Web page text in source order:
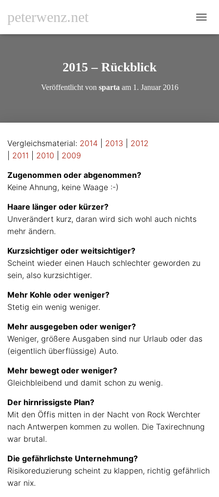
peterwenz.net
2015 – Rückblick
Veröffentlicht von sparta am 1. Januar 2016
Vergleichsmaterial: 2014 2013
2012
2011 2010
2009
Zugenommen oder abgenommen?
Keine Ahnung, keine Waage :-)
Haare länger oder kürzer?
Unverändert kurz, daran wird sich wohl auch nichts
mehr ändern.
Kurzsichtiger oder weitsichtiger?
Scheint wieder einen Hauch schlechter geworden zu
sein, also kurzsichtiger.
Mehr Kohle oder weniger?
Stetig ein wenig weniger.
Mehr ausgegeben oder weniger?
Weniger, größere Ausgaben sind nur Urlaub oder das
(eigentlich überflüssige) Auto.
Mehr bewegt oder weniger?
Gleichbleibend und damit schon zu wenig.
Der hirnrissigste Plan?
Mit den Öffis mitten in der Nacht von Rock Werchter
nach Antwerpen kommen zu wollen. Die Taxirechnung
war brutal.
Die gefährlichste Unternehmung?
Risikoreduzierung scheint zu klappen, richtig gefährlich
war nix.